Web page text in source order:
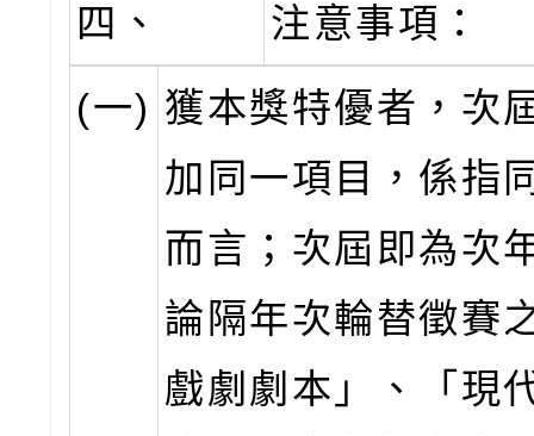
四、
注意事項：
(一) 獲本獎特優者，次
加同一項目，係指
而言；次屆即為次
論隔年次輪替徵賽
戲劇劇本」、「現